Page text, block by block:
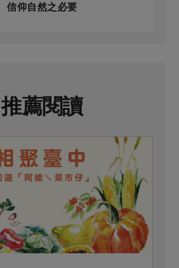
信仰自然之必要
推薦閱讀